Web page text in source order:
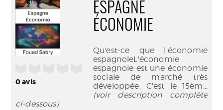
0avis
ESPAGNE
ÉCONOMIE
Qu'est-ce que l'économie
espagnoleL'économie
espagnole est une économie
sociale de marché très
développée. C'est le 15èm...
(voir description complète
ci-dessous)